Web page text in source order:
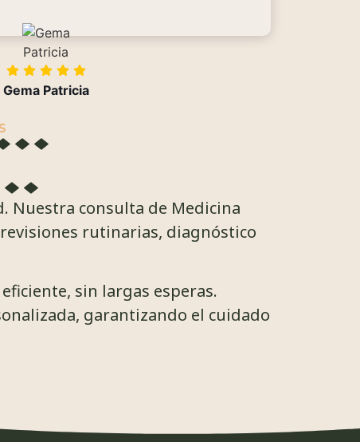
Gema Patricia
Nuestra consulta de Medicina
rutinarias, diagnóstico
sin largas esperas.
garantizando el cuidado